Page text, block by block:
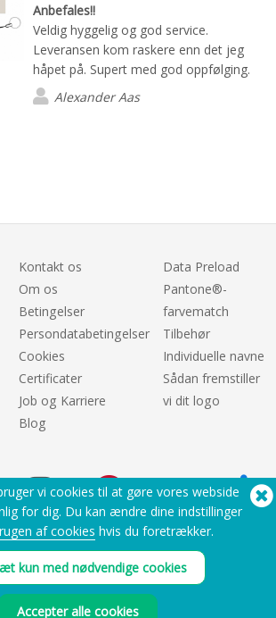
Anbefales!!
Veldig hyggelig og god service.
Leveransen kom raskere enn det jeg
håpet på. Supert med god oppfølging.
Alexander Aas
Kontakt os
Om os
Betingelser
Persondatabetingelser
Cookies
Certificater
Job og Karriere
Blog
Data Preload
Pantone®-
farvematch
Tilbehør
Individuelle navne
Sådan fremstiller
vi dit logo
Brug for hjælp? Tel:(650) 938-3500 (US)
Copyright © 2026 Flashbay
vi cookies til at gøre vores webside
for dig. Du kan ændre dine indstillinger
af cookies hvis du foretrækker.
kun med nødvendige cookies
Accepter alle cookies